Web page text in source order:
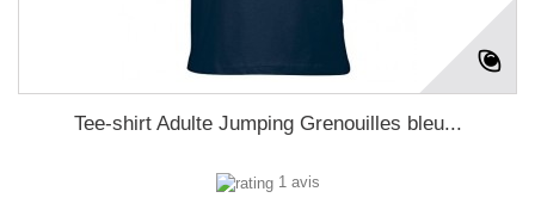
Tee-shirt Adulte Jumping Grenouilles bleu...
1 avis